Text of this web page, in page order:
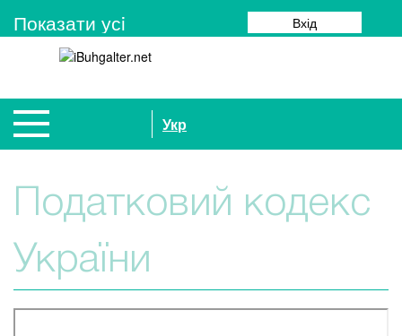
Показати усi Вхід
Укр
Податковий кодекс
України